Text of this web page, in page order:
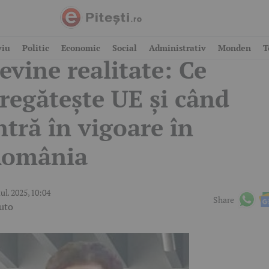
Politic Economic Social Administrativ Monden
auto pe telefon
realitate: Ce
UE și când
în vigoare în
2025, 10:04
Share